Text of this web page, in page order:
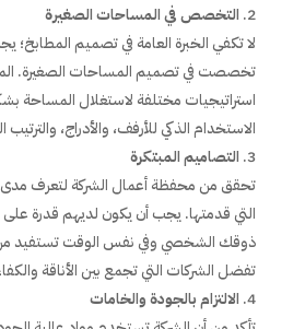
التخصص في المساحات الصغيرة
لا تكفي الخبرة العامة في تصميم المطابخ؛
تخصصت في تصميم المساحات الصغيرة.
استراتيجيات مختلفة لاستغلال المساحة
الاستخدام الذكي للأرفف، والأدراج، والترتيب
التصاميم المبتكرة
تحقق من محفظة أعمال الشركة لتعرف
التي قدمتها. يجب أن يكون لديهم قدرة على
ذوقك الشخصي وفي نفس الوقت تستفيد
تفضل الشركات التي تجمع بين الأناقة
الالتزام بالجودة والخامات